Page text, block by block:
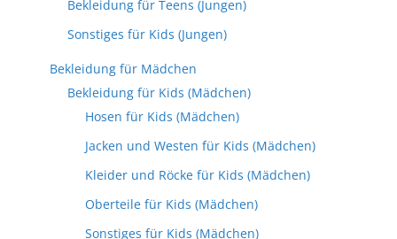
Bekleidung für Teens (Jungen)
Sonstiges für Kids (Jungen)
Bekleidung für Mädchen
Bekleidung für Kids (Mädchen)
Hosen für Kids (Mädchen)
Jacken und Westen für Kids (Mädchen)
Kleider und Röcke für Kids (Mädchen)
Oberteile für Kids (Mädchen)
Sonstiges für Kids (Mädchen)